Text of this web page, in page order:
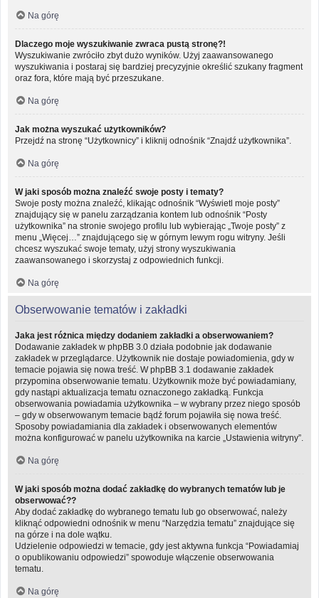
Na górę
Dlaczego moje wyszukiwanie zwraca pustą stronę?!
Wyszukiwanie zwróciło zbyt dużo wyników. Użyj zaawansowanego
wyszukiwania i postaraj się bardziej precyzyjnie określić szukany fragment
oraz fora, które mają być przeszukane.
Na górę
Jak można wyszukać użytkowników?
Przejdź na stronę “Użytkownicy” i kliknij odnośnik “Znajdź użytkownika”.
Na górę
W jaki sposób można znaleźć swoje posty i tematy?
Swoje posty można znaleźć, klikając odnośnik “Wyświetl moje posty”
znajdujący się w panelu zarządzania kontem lub odnośnik “Posty
użytkownika” na stronie swojego profilu lub wybierając „Twoje posty” z
menu „Więcej…” znajdującego się w górnym lewym rogu witryny. Jeśli
chcesz wyszukać swoje tematy, użyj strony wyszukiwania
zaawansowanego i skorzystaj z odpowiednich funkcji.
Na górę
Obserwowanie tematów i zakładki
Jaka jest różnica między dodaniem zakładki a obserwowaniem?
Dodawanie zakładek w phpBB 3.0 działa podobnie jak dodawanie
zakładek w przeglądarce. Użytkownik nie dostaje powiadomienia, gdy w
temacie pojawia się nowa treść. W phpBB 3.1 dodawanie zakładek
przypomina obserwowanie tematu. Użytkownik może być powiadamiany,
gdy nastąpi aktualizacja tematu oznaczonego zakładką. Funkcja
obserwowania powiadamia użytkownika – w wybrany przez niego sposób
– gdy w obserwowanym temacie bądź forum pojawiła się nowa treść.
Sposoby powiadamiania dla zakładek i obserwowanych elementów
można konfigurować w panelu użytkownika na karcie „Ustawienia witryny”.
Na górę
W jaki sposób można dodać zakładkę do wybranych tematów lub je
obserwować??
Aby dodać zakładkę do wybranego tematu lub go obserwować, należy
kliknąć odpowiedni odnośnik w menu “Narzędzia tematu” znajdujące się
na górze i na dole wątku.
Udzielenie odpowiedzi w temacie, gdy jest aktywna funkcja “Powiadamiaj
o opublikowaniu odpowiedzi” spowoduje włączenie obserwowania
tematu.
Na górę